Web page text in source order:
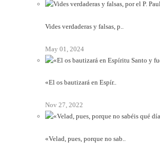
Vides verdaderas y falsas, p..
May 01, 2024
«El os bautizará en Espír..
Nov 27, 2022
«Velad, pues, porque no sab..